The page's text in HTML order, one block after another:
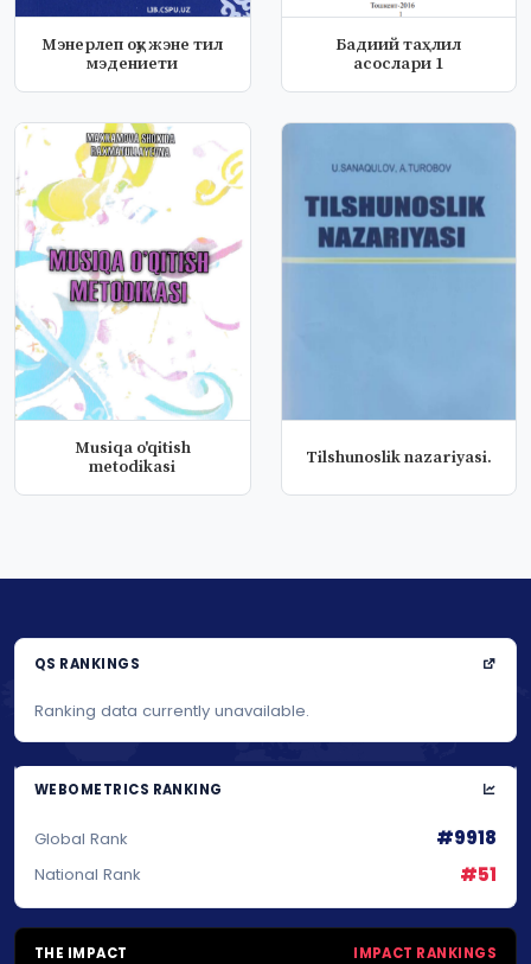
Мэнерлеп оқу жэне тил
мэдениети
Бадиий таҳлил
асослари 1
Musiqa o'qitish
metodikasi
Tilshunoslik nazariyasi.
QS RANKINGS
Ranking data currently unavailable.
WEBOMETRICS RANKING
Global Rank #9918
National Rank #51
THE IMPACT IMPACT RANKINGS